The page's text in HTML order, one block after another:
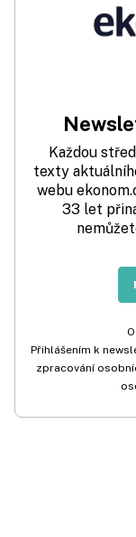
Každou
texty
webu
33 let
Přihlášením k
zpracování